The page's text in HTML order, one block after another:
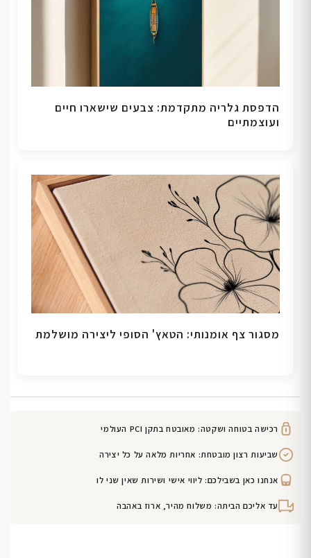
הדפסת גלריה מתקדמת: צבעים שישארו חיים
ועוצמתיים
מסגור צף אומנותי: הטאץ' הסופי ליצירה מושלמת
רכישה בטוחה ושקטה: מאובטח בתקן PCI העולמי
שביעות רצון מובטחת: אחריות מלאה על כל יצירה
אנחנו כאן בשבילכם: ליווי אישי ושירות שאין שני לו
עד אליכם הביתה: משלוח מהיר, ארוז באהבה